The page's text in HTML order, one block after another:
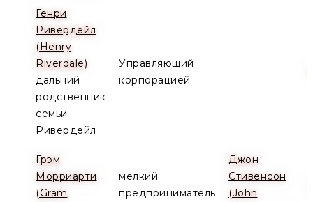
Генри
Ривердейл
(Henry
Riverdale)
дальний
родственник
семьи
Ривердейл
Управляющий
корпорацией
Грэм
Морриарти
(Gram
мелкий
предприниматель
Джон
Стивенсон
(John